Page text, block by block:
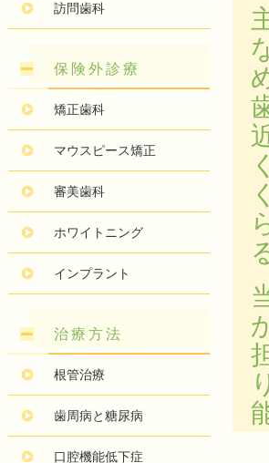
訪問歯科
保険外診療
矯正歯科
マウスピース矯正
審美歯科
ホワイトニング
インプラント
治療方法
根管治療
歯周病と糖尿病
口腔機能低下症